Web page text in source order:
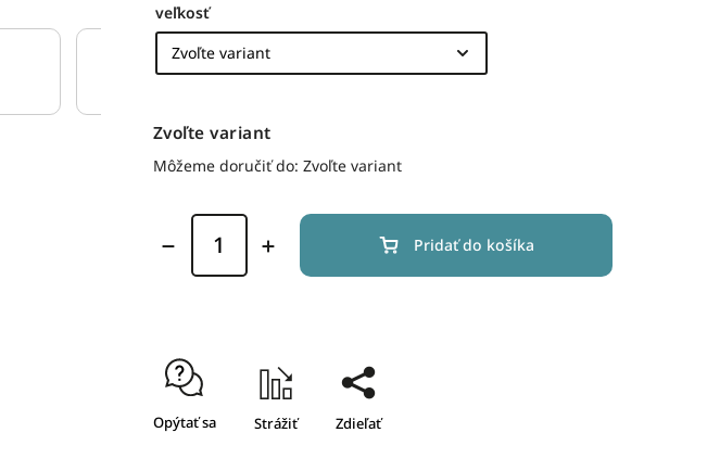
veľkosť
Zvoľte variant
Môžeme doručiť do: Zvoľte variant
Pridať do košíka
Opýtať sa Strážiť Zdieľať